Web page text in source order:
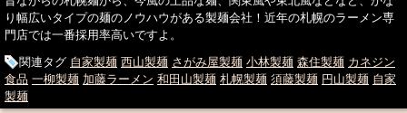
り幅広いタイプの麺のノウハウがある製麺会社！近年の札幌のラーメン専
門店では一番採用率高いですよ。
関連タグ 自家製麺 西山製麺 さがみ屋製麺 小林製麺 森住製麺 カネジン
食品 一柳製麺 加藤ラーメン 和田山製麺 札幌製麺 須藤製麺 円山製麺 自家
製麺